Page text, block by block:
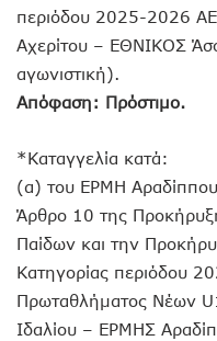
περιόδου 2025-2026
Αχερίτου – ΕΘΝΙΚΟΣ
αγωνιστική).
Απόφαση: Πρόστιμο.
*Καταγγελία κατά:
(α) του ΕΡΜΗ
Άρθρο 10 της
Παίδων και την
Κατηγορίας περιόδου
Πρωταθλήματος Νέων
Ιδαλίου – ΕΡΜΗΣ